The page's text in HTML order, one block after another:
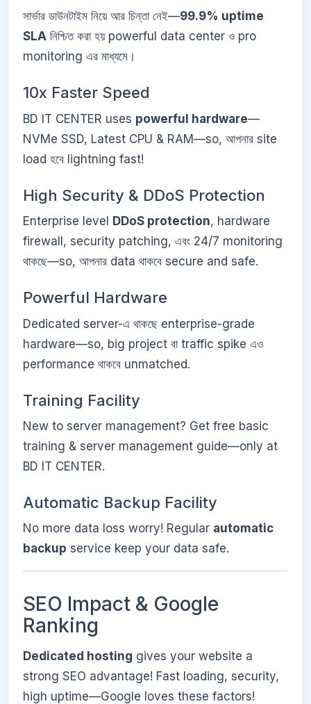
সার্ভার ডাউনটাইম নিয়ে আর চিন্তা নেই—99.9% uptime
SLA নিশ্চিত করা হয় powerful data center ও pro
monitoring এর মাধ্যমে।
10x Faster Speed
BD IT CENTER uses powerful hardware—
NVMe SSD, Latest CPU & RAM—so, আপনার site
load হবে lightning fast!
High Security & DDoS Protection
Enterprise level DDoS protection, hardware
firewall, security patching, এবং 24/7 monitoring
থাকছে—so, আপনার data থাকবে secure and safe.
Powerful Hardware
Dedicated server-এ থাকছে enterprise-grade
hardware—so, big project বা traffic spike এও
performance থাকবে unmatched.
Training Facility
New to server management? Get free basic
training & server management guide—only at
BD IT CENTER.
Automatic Backup Facility
No more data loss worry! Regular automatic
backup service keep your data safe.
SEO Impact & Google
Ranking
Dedicated hosting gives your website a
strong SEO advantage! Fast loading, security,
high uptime—Google loves these factors!